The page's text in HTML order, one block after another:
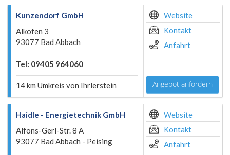
Kunzendorf GmbH
Alkofen 3
93077 Bad Abbach
Tel: 09405 964060
14 km Umkreis von Ihrlerstein
Website
Kontakt
Anfahrt
Angebot anfordern
Haidle - Energietechnik GmbH
Alfons-Gerl-Str. 8 A
93077 Bad Abbach - Peising
Website
Kontakt
Anfahrt